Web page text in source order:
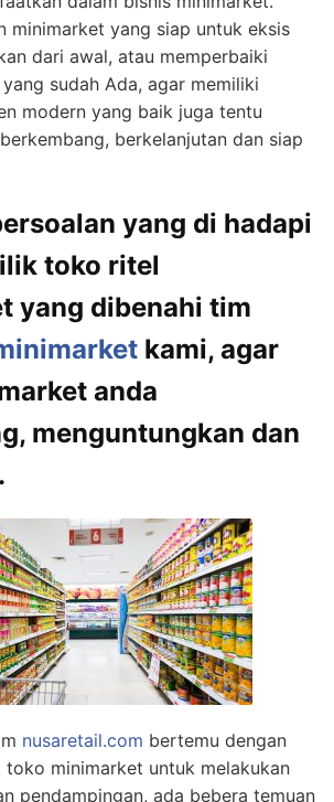
minimarket yang siap untuk eksis
dari awal, atau memperbaiki
sudah Ada, agar memiliki
modern yang baik juga tentu
berkelanjutan dan siap
yang di hadapi
toko ritel
yang dibenahi tim
kami, agar
anda
menguntungkan dan
nusaretail.com bertemu dengan
toko minimarket untuk melakukan
pendampingan, ada bebera temuan